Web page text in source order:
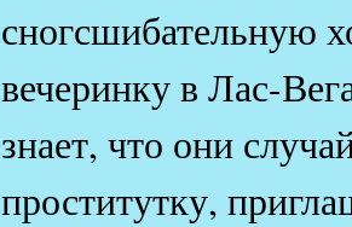
сногсшибательную
вечеринку в Лас-
знает, что они
проститутку,